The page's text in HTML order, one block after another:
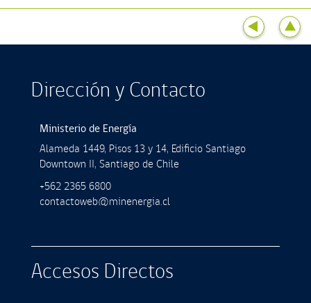
Dirección y Contacto
Ministerio de Energía
Alameda 1449, Pisos 13 y 14, Ediﬁcio Santiago
Downtown II, Santiago de Chile
+562 2365 6800
contactoweb@minenergia.cl
Accesos Directos